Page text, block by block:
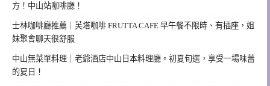
方！中山站咖啡廳！
士林咖啡廳推薦｜芙塔咖啡 FRUTTA CAFE 早午餐不限時、有插座，姐
妹聚會聊天很舒服
中山無菜單料理｜老爺酒店中山日本料理廳。初夏旬選，享受一場味蕾
的夏日！